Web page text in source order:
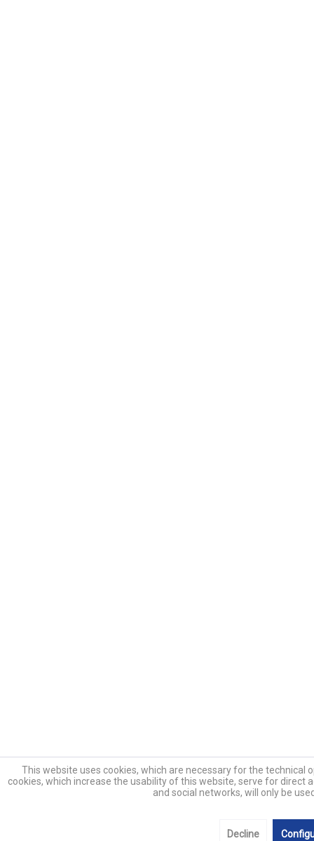
This website uses cookies, which are necessary for the technical
cookies, which increase the usability of this website, serve for
and social networks, will only be
Decline